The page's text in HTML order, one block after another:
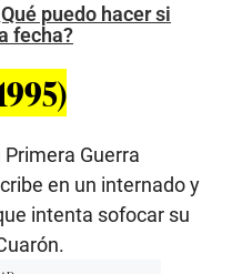
puedo hacer si
fecha?
Guerra
en un internado y
intenta sofocar su